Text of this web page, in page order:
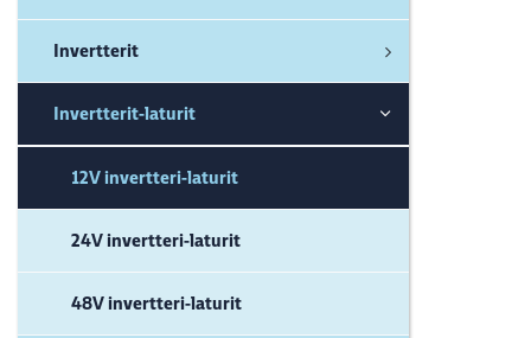
Invertterit
Invertterit-laturit
12V invertteri-laturit
24V invertteri-laturit
48V invertteri-laturit